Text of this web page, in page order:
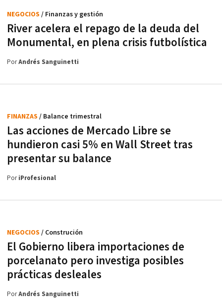
River acelera el repago de la deuda del
Monumental, en plena crisis futbolística
NEGOCIOS / Finanzas y gestión
PorAndrés Sanguinetti
Las acciones de Mercado Libre se
hundieron casi 5% en Wall Street tras
presentar su balance
FINANZAS / Balance trimestral
PoriProfesional
El Gobierno libera importaciones de
porcelanato pero investiga posibles
prácticas desleales
NEGOCIOS / Construción
PorAndrés Sanguinetti